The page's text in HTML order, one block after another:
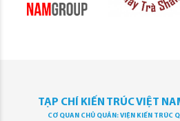
TẠP CHÍ KIẾN TRÚC VIỆT
CƠ QUAN CHỦ QUẢN: VIỆN KIẾN TRÚC